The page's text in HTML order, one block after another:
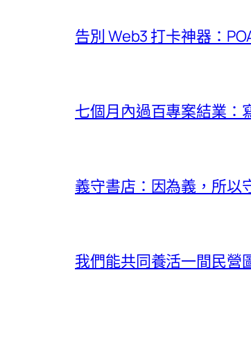
告別 Web3 打卡神器：
七個月內過百專案結業：
義守書店：因為義，所以
我們能共同養活一間民營